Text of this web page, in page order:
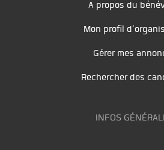
A propos du
Mon profil
Gérer mes
Rechercher des
INFOS